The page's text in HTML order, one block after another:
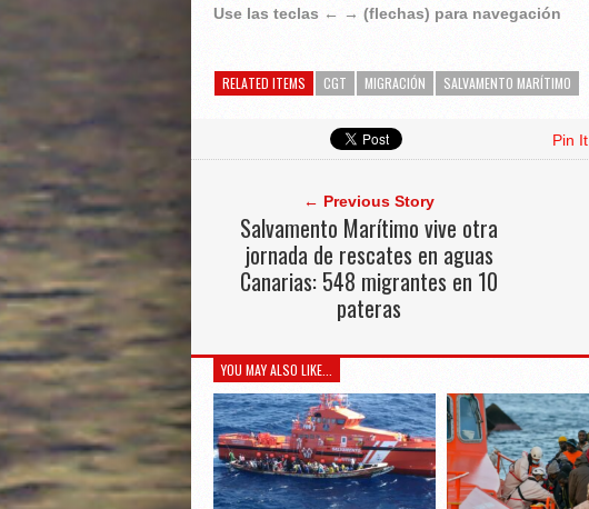
Use las teclas ← → (flechas) para navegación
RELATED ITEMS CGT MIGRACIÓN SALVAMENTO MARÍTIMO
Pin It
← Previous Story
Salvamento Marítimo vive otra
jornada de rescates en aguas
Canarias: 548 migrantes en 10
pateras
YOU MAY ALSO LIKE...